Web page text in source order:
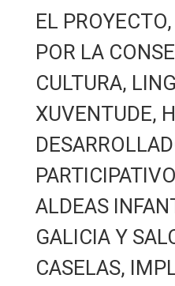
EL
POR LA
CULTURA,
XUVENTUDE,
ALDEAS
GALICIA Y
CASELAS,